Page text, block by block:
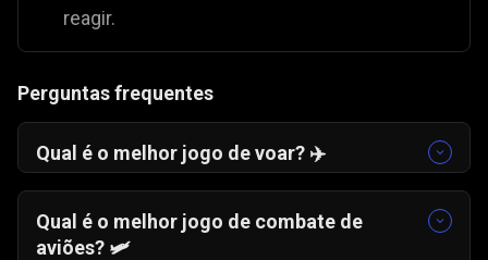
reagir.
Perguntas frequentes
Qual é o melhor jogo de voar? ✈️
jogabilidade envolvente. Se preferes combates
aéreos, oCombate de Aviões
Qual é o melhor jogo de combate de
aviões? 🛩️